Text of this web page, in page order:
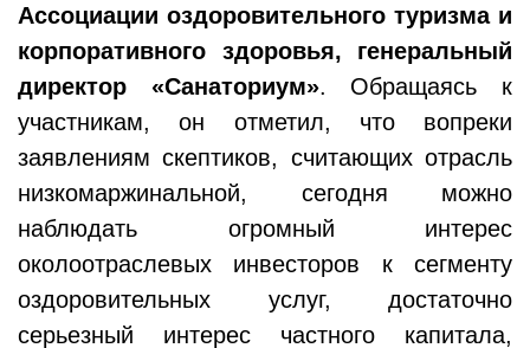
Ассоциации оздоровительного туризма и
корпоративного здоровья, генеральный
директор «Санаториум». Обращаясь к
участникам, он отметил, что вопреки
заявлениям скептиков, считающих отрасль
низкомаржинальной, сегодня можно
наблюдать огромный интерес
околоотраслевых инвесторов к сегменту
оздоровительных услуг, достаточно
серьезный интерес частного капитала,